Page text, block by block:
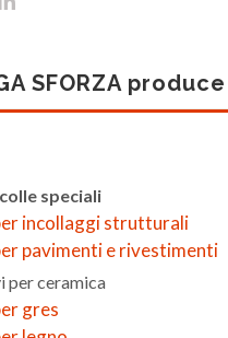
SFORZA
speciali
incollaggi strutturali
pavimenti e rivestimenti
per ceramica
gres